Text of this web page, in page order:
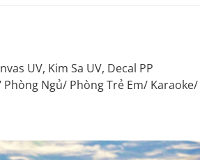
UV, Kim Sa UV, Decal PP
Ngủ/ Phòng Trẻ Em/